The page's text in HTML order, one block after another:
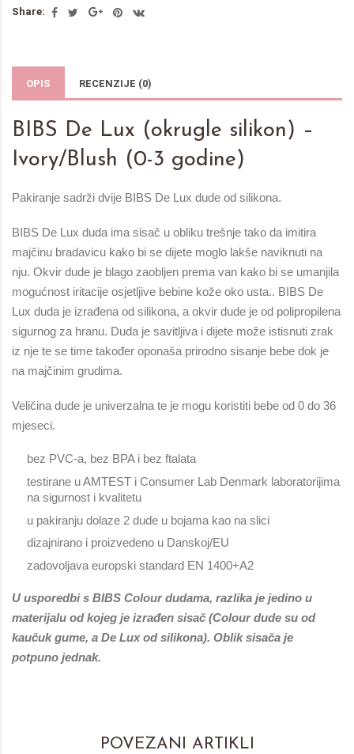
Share:
OPIS RECENZIJE (0)
BIBS De Lux (okrugle silikon) –
Ivory/Blush (0-3 godine)
Pakiranje sadrži dvije BIBS De Lux dude od silikona.
BIBS De Lux duda ima sisač u obliku trešnje tako da imitira
majčinu bradavicu kako bi se dijete moglo lakše naviknuti na
nju. Okvir dude je blago zaobljen prema van kako bi se umanjila
mogućnost iritacije osjetljive bebine kože oko usta.. BIBS De
Lux duda je izrađena od silikona, a okvir dude je od polipropilena
sigurnog za hranu. Duda je savitljiva i dijete može istisnuti zrak
iz nje te se time također oponaša prirodno sisanje bebe dok je
na majčinim grudima.
Veličina dude je univerzalna te je mogu koristiti bebe od 0 do 36
mjeseci.
bez PVC-a, bez BPA i bez ftalata
testirane u AMTEST i Consumer Lab Denmark laboratorijima
na sigurnost i kvalitetu
u pakiranju dolaze 2 dude u bojama kao na slici
dizajnirano i proizvedeno u Danskoj/EU
zadovoljava europski standard EN 1400+A2
U usporedbi s BIBS Colour dudama, razlika je jedino u
materijalu od kojeg je izrađen sisač (Colour dude su od
kaučuk gume, a De Lux od silikona). Oblik sisača je
potpuno jednak.
POVEZANI ARTIKLI